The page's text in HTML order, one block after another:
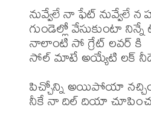
నువ్వేలే నా ఫేట్ నువ్వేలే న
గుండెల్లో వేసుకుంటా
నాలాంటి సో గ్రేట్ లవర్ కి
సోల్ మాటే అయ్యేటి లక్
పిచ్చోన్ని అయిపోయా
నీకే నా దిల్ దియా